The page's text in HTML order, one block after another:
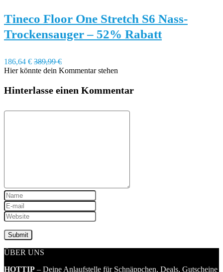
Tineco Floor One Stretch S6 Nass-
Trockensauger – 52% Rabatt
186,64 € 389,99 €
Hier könnte dein Kommentar stehen
Hinterlasse einen Kommentar
ÜBER UNS
HOTTIP – Deine Anlaufstelle für Schnäppchen, Deals, Gutscheine